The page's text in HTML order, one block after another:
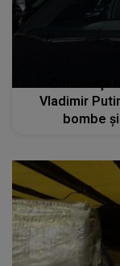
Dimineaţa
Vladimir
bombe